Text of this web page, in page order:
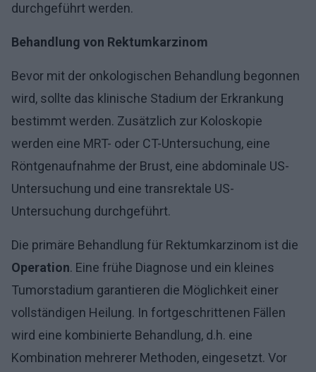
durchgeführt werden.
Behandlung von Rektumkarzinom
Bevor mit der onkologischen Behandlung begonnen
wird, sollte das klinische Stadium der Erkrankung
bestimmt werden. Zusätzlich zur Koloskopie
werden eine MRT- oder CT-Untersuchung, eine
Röntgenaufnahme der Brust, eine abdominale US-
Untersuchung und eine transrektale US-
Untersuchung durchgeführt.
Die primäre Behandlung für Rektumkarzinom ist die
Operation. Eine frühe Diagnose und ein kleines
Tumorstadium garantieren die Möglichkeit einer
vollständigen Heilung. In fortgeschrittenen Fällen
wird eine kombinierte Behandlung, d.h. eine
Kombination mehrerer Methoden, eingesetzt. Vor